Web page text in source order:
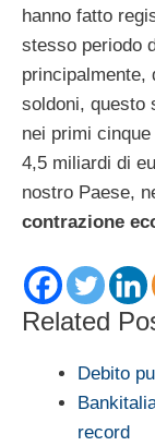
hanno fatto
stesso periodo
principalmente,
soldoni, questo
nei primi
4,5 miliardi di
nostro Paese,
contrazione
Related
Debito
record